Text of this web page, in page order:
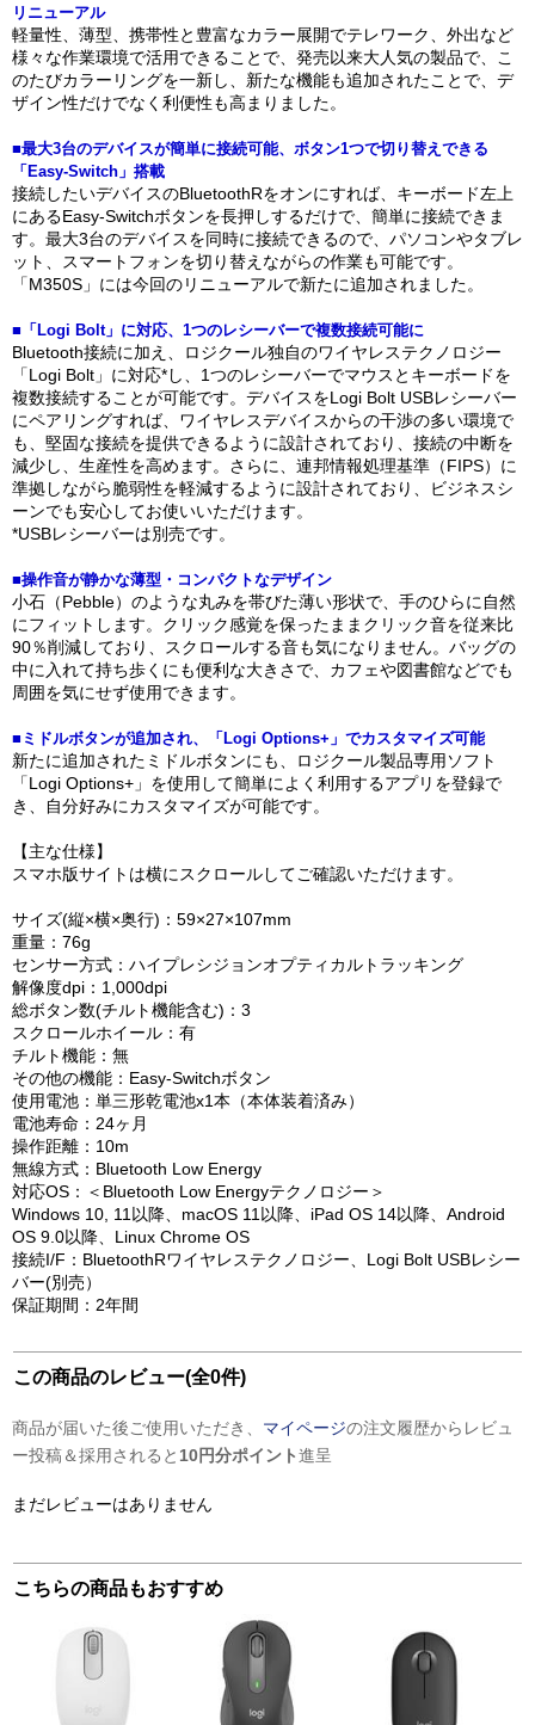
リニューアル
軽量性、薄型、携帯性と豊富なカラー展開でテレワーク、外出など
様々な作業環境で活用できることで、発売以来大人気の製品で、こ
のたびカラーリングを一新し、新たな機能も追加されたことで、デ
ザイン性だけでなく利便性も高まりました。
■最大3台のデバイスが簡単に接続可能、ボタン1つで切り替えできる
「Easy-Switch」搭載
接続したいデバイスのBluetoothRをオンにすれば、キーボード左上
にあるEasy-Switchボタンを長押しするだけで、簡単に接続できま
す。最大3台のデバイスを同時に接続できるので、パソコンやタブレ
ット、スマートフォンを切り替えながらの作業も可能です。
「M350S」には今回のリニューアルで新たに追加されました。
■「Logi Bolt」に対応、1つのレシーバーで複数接続可能に
Bluetooth接続に加え、ロジクール独自のワイヤレステクノロジー
「Logi Bolt」に対応*し、1つのレシーバーでマウスとキーボードを
複数接続することが可能です。デバイスをLogi Bolt USBレシーバー
にペアリングすれば、ワイヤレスデバイスからの干渉の多い環境で
も、堅固な接続を提供できるように設計されており、接続の中断を
減少し、生産性を高めます。さらに、連邦情報処理基準（FIPS）に
準拠しながら脆弱性を軽減するように設計されており、ビジネスシ
ーンでも安心してお使いいただけます。
*USBレシーバーは別売です。
■操作音が静かな薄型・コンパクトなデザイン
小石（Pebble）のような丸みを帯びた薄い形状で、手のひらに自然
にフィットします。クリック感覚を保ったままクリック音を従来比
90％削減しており、スクロールする音も気になりません。バッグの
中に入れて持ち歩くにも便利な大きさで、カフェや図書館などでも
周囲を気にせず使用できます。
■ミドルボタンが追加され、「Logi Options+」でカスタマイズ可能
新たに追加されたミドルボタンにも、ロジクール製品専用ソフト
「Logi Options+」を使用して簡単によく利用するアプリを登録で
き、自分好みにカスタマイズが可能です。
【主な仕様】
スマホ版サイトは横にスクロールしてご確認いただけます。
サイズ(縦×横×奥行)：59×27×107mm
重量：76g
センサー方式：ハイプレシジョンオプティカルトラッキング
解像度dpi：1,000dpi
総ボタン数(チルト機能含む)：3
スクロールホイール：有
チルト機能：無
その他の機能：Easy-Switchボタン
使用電池：単三形乾電池x1本（本体装着済み）
電池寿命：24ヶ月
操作距離：10m
無線方式：Bluetooth Low Energy
対応OS：＜Bluetooth Low Energyテクノロジー＞
Windows 10, 11以降、macOS 11以降、iPad OS 14以降、Android
OS 9.0以降、Linux Chrome OS
接続I/F：BluetoothRワイヤレステクノロジー、Logi Bolt USBレシー
バー(別売）
保証期間：2年間
この商品のレビュー(全0件)
商品が届いた後ご使用いただき、 マイページの注文履歴からレビュ
ー投稿＆採用されると 10円分ポイント進呈
まだレビューはありません
こちらの商品もおすすめ